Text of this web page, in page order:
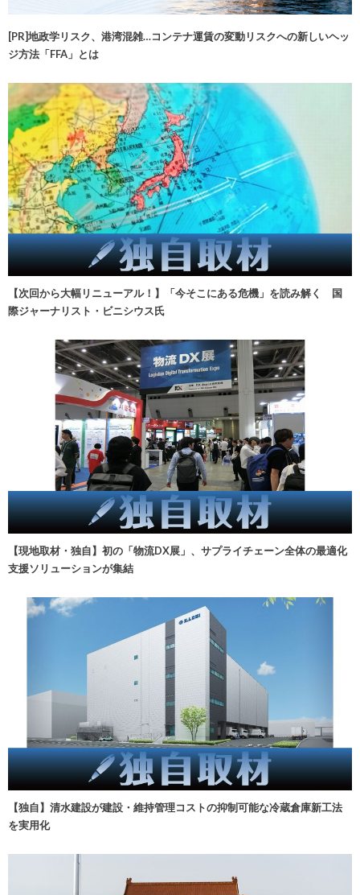
[PR]地政学リスク、港湾混雑…コンテナ運賃の変動リスクへの新しいヘッ
ジ方法「FFA」とは
【次回から大幅リニューアル！】「今そこにある危機」を読み解く 国
際ジャーナリスト・ビニシウス氏
【現地取材・独自】初の「物流DX展」、サプライチェーン全体の最適化
支援ソリューションが集結
【独自】清水建設が建設・維持管理コストの抑制可能な冷蔵倉庫新工法
を実用化